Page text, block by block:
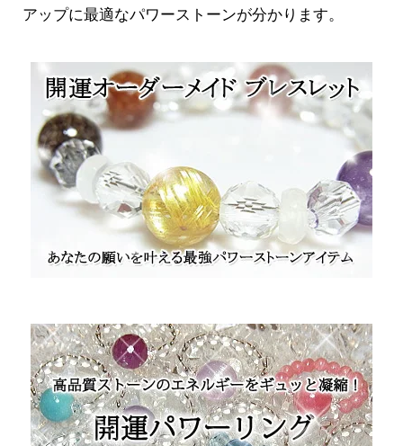
アップに最適なパワーストーンが分かります。